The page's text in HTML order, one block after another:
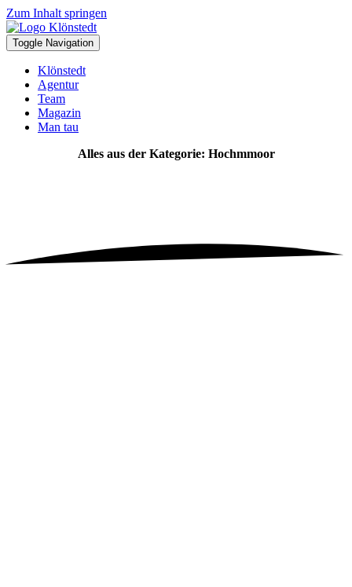
Zum Inhalt springen
Toggle Navigation
Klönstedt
Agentur
Team
Magazin
Man tau
Alles aus der Kategorie: Hochmmoor